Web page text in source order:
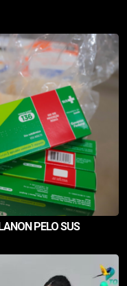
PELO SUS